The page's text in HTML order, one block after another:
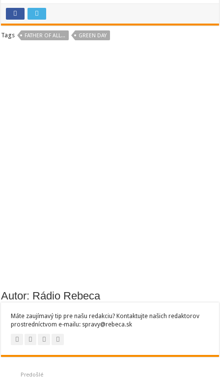
Tags FATHER OF ALL... GREEN DAY
Autor: Rádio Rebeca
Máte zaujímavý tip pre našu redakciu? Kontaktujte našich redaktorov
prostredníctvom e-mailu: spravy@rebeca.sk
Predošlé